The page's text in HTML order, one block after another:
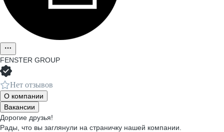
FENSTER GROUP
Нет отзывов
О компании
Вакансии
Дорогие друзья!
Рады, что вы заглянули на страничку нашей компании.